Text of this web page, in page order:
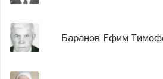
Баранов Ефим